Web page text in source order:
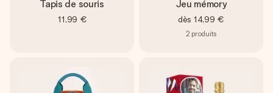
Tapis de souris
11,99 €
Jeu mémory
dès 14,99 €
2 produits